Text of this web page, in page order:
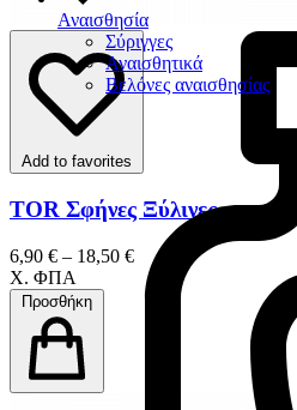
Αναισθησία
Σύριγγες
Αναισθητικά
Βελόνες αναισθησίας
Add to favorites
TOR Σφήνες Ξύλινες
6,90 € – 18,50 €
Χ. ΦΠΑ
Προσθήκη